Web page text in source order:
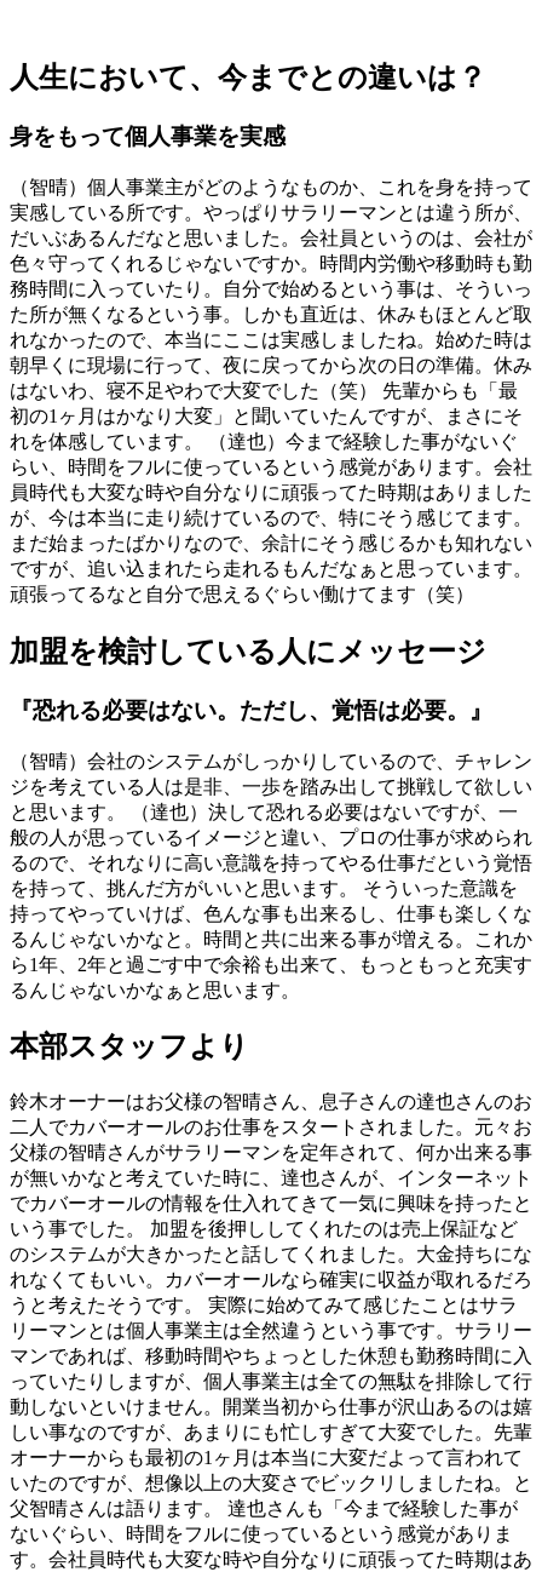
人生において、今までとの違いは？
身をもって個人事業を実感
（智晴）個人事業主がどのようなものか、これを身を持って
実感している所です。やっぱりサラリーマンとは違う所が、
だいぶあるんだなと思いました。会社員というのは、会社が
色々守ってくれるじゃないですか。時間内労働や移動時も勤
務時間に入っていたり。自分で始めるという事は、そういっ
た所が無くなるという事。しかも直近は、休みもほとんど取
れなかったので、本当にここは実感しましたね。始めた時は
朝早くに現場に行って、夜に戻ってから次の日の準備。休み
はないわ、寝不足やわで大変でした（笑） 先輩からも「最
初の1ヶ月はかなり大変」と聞いていたんですが、まさにそ
れを体感しています。 （達也）今まで経験した事がないぐ
らい、時間をフルに使っているという感覚があります。会社
員時代も大変な時や自分なりに頑張ってた時期はありました
が、今は本当に走り続けているので、特にそう感じてます。
まだ始まったばかりなので、余計にそう感じるかも知れない
ですが、追い込まれたら走れるもんだなぁと思っています。
頑張ってるなと自分で思えるぐらい働けてます（笑）
加盟を検討している人にメッセージ
『恐れる必要はない。ただし、覚悟は必要。』
（智晴）会社のシステムがしっかりしているので、チャレン
ジを考えている人は是非、一歩を踏み出して挑戦して欲しい
と思います。 （達也）決して恐れる必要はないですが、一
般の人が思っているイメージと違い、プロの仕事が求められ
るので、それなりに高い意識を持ってやる仕事だという覚悟
を持って、挑んだ方がいいと思います。 そういった意識を
持ってやっていけば、色んな事も出来るし、仕事も楽しくな
るんじゃないかなと。時間と共に出来る事が増える。これか
ら1年、2年と過ごす中で余裕も出来て、もっともっと充実す
るんじゃないかなぁと思います。
本部スタッフより
鈴木オーナーはお父様の智晴さん、息子さんの達也さんのお
二人でカバーオールのお仕事をスタートされました。元々お
父様の智晴さんがサラリーマンを定年されて、何か出来る事
が無いかなと考えていた時に、達也さんが、インターネット
でカバーオールの情報を仕入れてきて一気に興味を持ったと
いう事でした。 加盟を後押ししてくれたのは売上保証など
のシステムが大きかったと話してくれました。大金持ちにな
れなくてもいい。カバーオールなら確実に収益が取れるだろ
うと考えたそうです。 実際に始めてみて感じたことはサラ
リーマンとは個人事業主は全然違うという事です。サラリー
マンであれば、移動時間やちょっとした休憩も勤務時間に入
っていたりしますが、個人事業主は全ての無駄を排除して行
動しないといけません。開業当初から仕事が沢山あるのは嬉
しい事なのですが、あまりにも忙しすぎて大変でした。先輩
オーナーからも最初の1ヶ月は本当に大変だよって言われて
いたのですが、想像以上の大変さでビックリしましたね。と
父智晴さんは語ります。 達也さんも「今まで経験した事が
ないぐらい、時間をフルに使っているという感覚がありま
す。会社員時代も大変な時や自分なりに頑張ってた時期はあ